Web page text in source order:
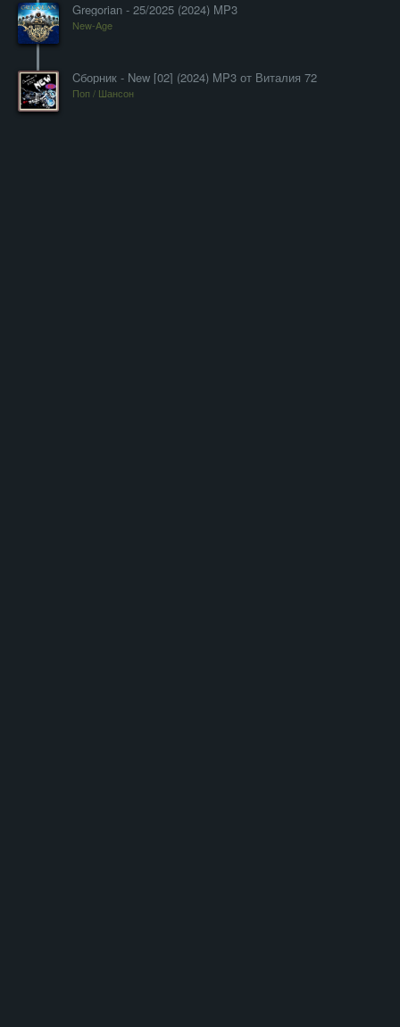
Gregorian - 25/2025 (2024) MP3
New-Age
Cборник - New [02] (2024) MP3 от Виталия 72
Поп / Шансон